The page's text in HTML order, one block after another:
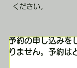
ください。
予約の申し込みを
りません。予約は